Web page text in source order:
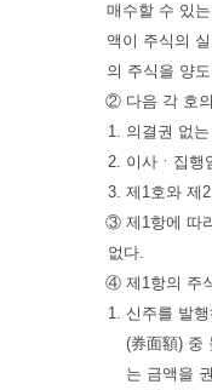
매수할 수 있
액이 주식의
의 주식을 양
② 다음 각 호
1. 의결권 없
2. 이사ㆍ집행
3. 제1호와 제
③ 제1항에 따
없다.
④ 제1항의 주
1. 신주를 발
(券面額) 중
는 금액을